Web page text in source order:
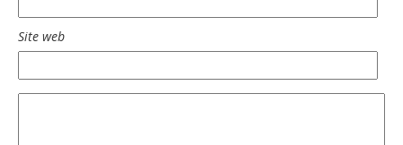
Site web